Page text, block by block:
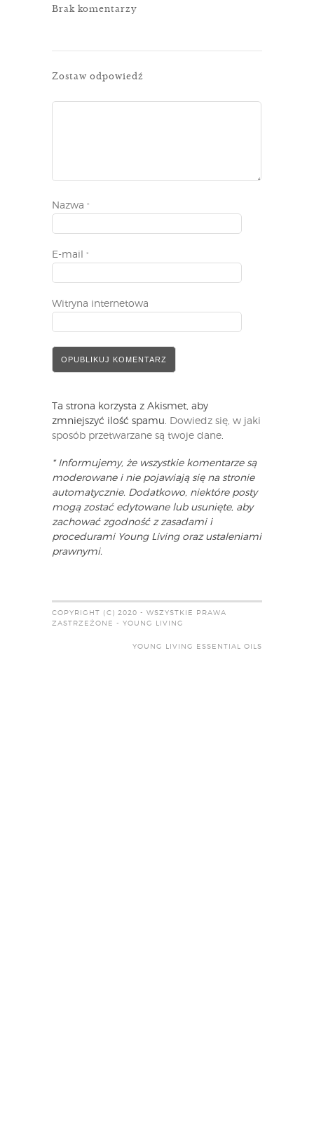
Brak komentarzy
Zostaw odpowiedź
Nazwa *
E-mail *
Witryna internetowa
Ta strona korzysta z Akismet, aby
zmniejszyć ilość spamu.
Dowiedz się, w jaki
sposób przetwarzane są twoje dane
* Informujemy, że wszystkie komentarze są
moderowane i nie pojawiają się na stronie
automatycznie. Dodatkowo, niektóre posty
mogą zostać edytowane lub usunięte, aby
zachować zgodność z zasadami i
procedurami Young Living oraz ustaleniami
prawnymi.
COPYRIGHT (C) 2020 - WSZYSTKIE PRAWA
ZASTRZEŻONE - YOUNG LIVING
YOUNG LIVING ESSENTIAL OILS